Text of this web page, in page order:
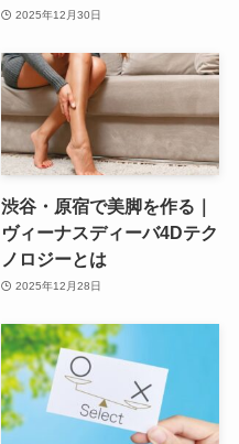
2025年12月30日
渋谷・原宿で美脚を作る｜
ヴィーナスディーバ4Dテク
ノロジーとは
2025年12月28日